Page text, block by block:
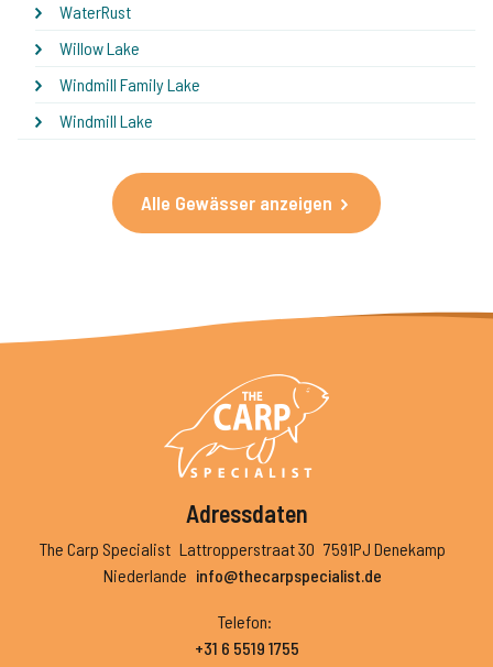
WaterRust
Willow Lake
Windmill Family Lake
Windmill Lake
Alle Gewässer anzeigen
Adressdaten
The Carp Specialist Lattropperstraat 30 7591PJ Denekamp
Niederlande info@thecarpspecialist.de
Telefon:
+31 6 5519 1755